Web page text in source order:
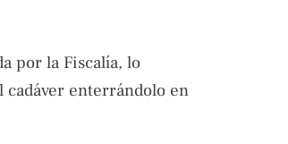
por la Fiscalía, lo
enterrándolo en